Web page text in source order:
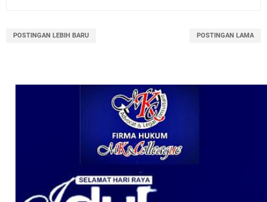
POSTINGAN LEBIH BARU POSTINGAN LAMA